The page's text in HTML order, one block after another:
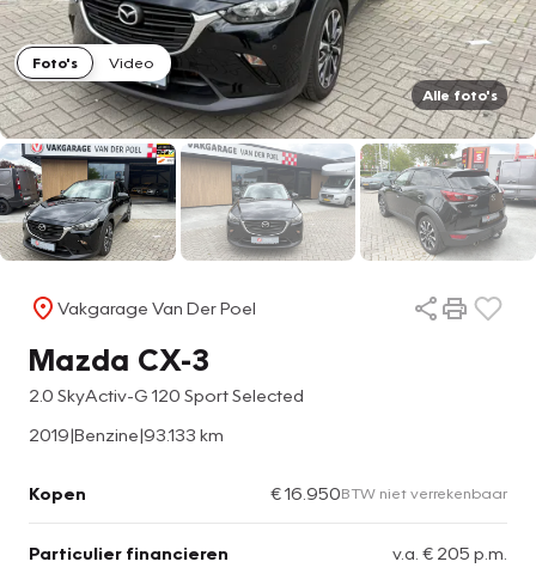
Foto's
Video
Alle foto's
Vakgarage Van Der Poel
Mazda CX-3
2.0 SkyActiv-G 120 Sport Selected
2019|Benzine|93.133 km
Kopen € 16.950BTW niet verrekenbaar
Particulier financieren v.a. € 205 p.m.